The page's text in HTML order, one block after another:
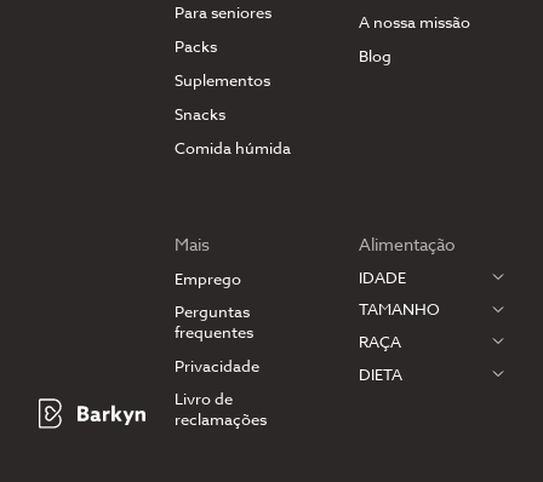
Para seniores
Packs
Suplementos
Snacks
Comida húmida
A nossa missão
Blog
Mais
Emprego
Perguntas
frequentes
Privacidade
Livro de
reclamações
Alimentação
IDADE
TAMANHO
RAÇA
DIETA